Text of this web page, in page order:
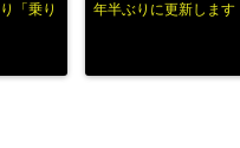
「乗り
年半ぶりに更新します